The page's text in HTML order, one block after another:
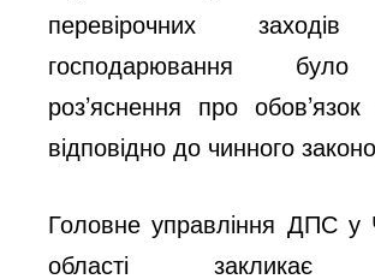
перевірочних заходів
господарювання
роз’яснення про обов’язок
відповідно до чинного
Головне управління ДПС у
області закликає